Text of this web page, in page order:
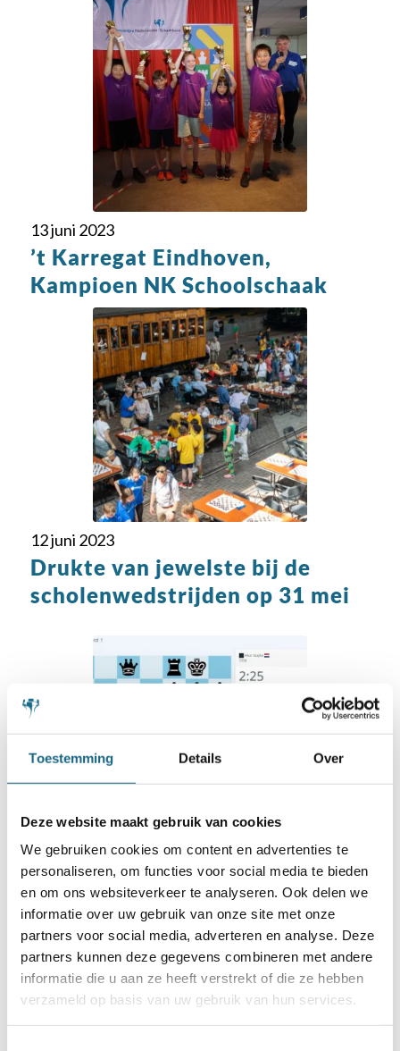
Toestemming Details Over
Deze website maakt gebruik van cookies
We gebruiken cookies om content en advertenties te
personaliseren, om functies voor social media te bieden
en om ons websiteverkeer te analyseren. Ook delen we
informatie over uw gebruik van onze site met onze
partners voor social media, adverteren en analyse. Deze
partners kunnen deze gegevens combineren met andere
informatie die u aan ze heeft verstrekt of die ze hebben
verzameld op basis van uw gebruik van hun services.
13 juni 2023
’t Karregat Eindhoven,
Kampioen NK Schoolschaak
12 juni 2023
Drukte van jewelste bij de
scholenwedstrijden op 31 mei
9 juni 2023
Weer 3 nieuwe kampioenen
FGH Online 2023